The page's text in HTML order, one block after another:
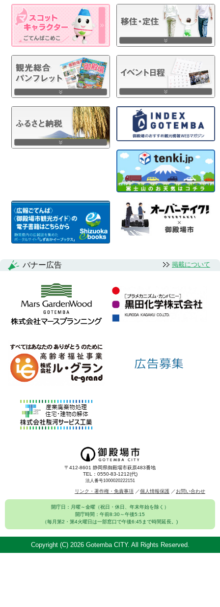
バナー広告 掲載について
〒412-8601 静岡県御殿場市萩原483番地
TEL：0550-83-1212(代)
法人番号1000020222151
リンク・著作権・免責事項 個人情報保護 お問い合わせ
開庁日：月曜～金曜（祝日・休日、年末年始を除く）
開庁時間：午前8:30～午後5:15
（毎月第2・第4火曜日は一部窓口で午後6:45まで時間延長。)
Copyright (C) 2026 Gotemba CITY. All Rights Reserved.